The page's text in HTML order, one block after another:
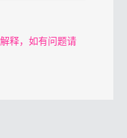
释，如有问题请